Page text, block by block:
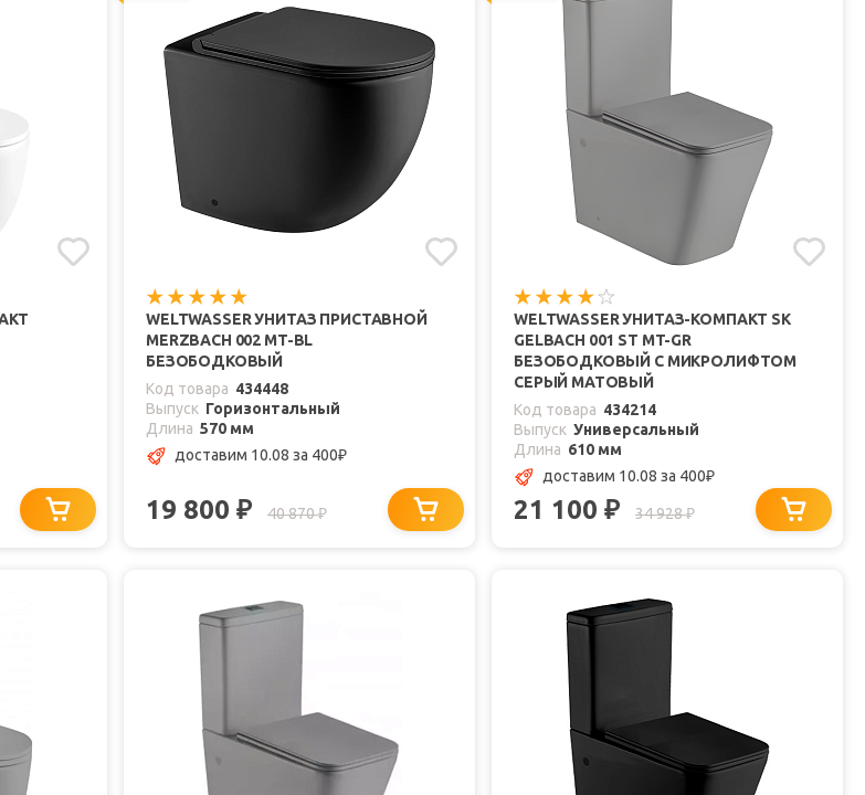
WELTWASSER УНИТАЗ ПРИСТАВНОЙ
MERZBACH 002 MT-BL
БЕЗОБОДКОВЫЙ
Код товара 434448
Выпуск Горизонтальный
Длина 570 мм
доставим 10.08 за 400₽
19 800 ₽ 40 870₽
WELTWASSER УНИТАЗ-КОМПАКТ SK
GELBACH 001 ST MT-GR
БЕЗОБОДКОВЫЙ С МИКРОЛИФТОМ
СЕРЫЙ МАТОВЫЙ
Код товара 434214
Выпуск Универсальный
Длина 610 мм
доставим 10.08 за 400₽
21 100 ₽ 34 928₽